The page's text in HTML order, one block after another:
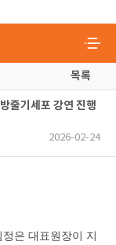
목록
줄기세포 강연 진행
2026-02-24
은 대표원장이 지